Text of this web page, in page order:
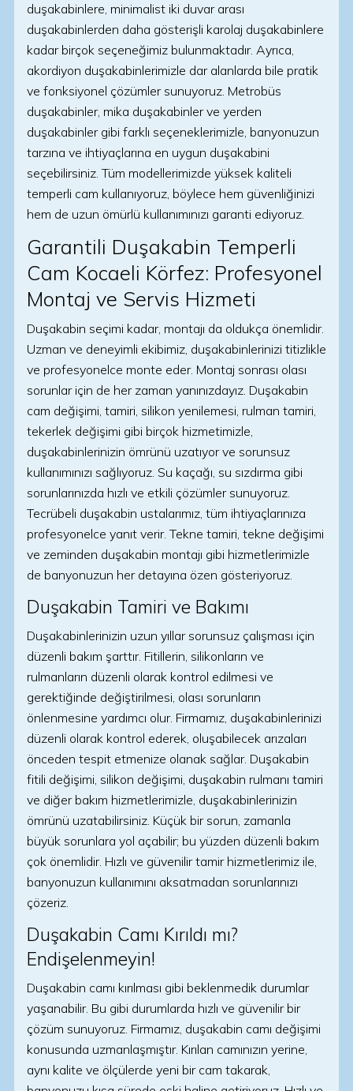
duşakabinlere, minimalist iki duvar arası
duşakabinlerden daha gösterişli karolaj duşakabinlere
kadar birçok seçeneğimiz bulunmaktadır. Ayrıca,
akordiyon duşakabinlerimizle dar alanlarda bile pratik
ve fonksiyonel çözümler sunuyoruz. Metrobüs
duşakabinler, mika duşakabinler ve yerden
duşakabinler gibi farklı seçeneklerimizle, banyonuzun
tarzına ve ihtiyaçlarına en uygun duşakabini
seçebilirsiniz. Tüm modellerimizde yüksek kaliteli
temperli cam kullanıyoruz, böylece hem güvenliğinizi
hem de uzun ömürlü kullanımınızı garanti ediyoruz.
Garantili Duşakabin Temperli
Cam Kocaeli Körfez: Profesyonel
Montaj ve Servis Hizmeti
Duşakabin seçimi kadar, montajı da oldukça önemlidir.
Uzman ve deneyimli ekibimiz, duşakabinlerinizi titizlikle
ve profesyonelce monte eder. Montaj sonrası olası
sorunlar için de her zaman yanınızdayız. Duşakabin
cam değişimi, tamiri, silikon yenilemesi, rulman tamiri,
tekerlek değişimi gibi birçok hizmetimizle,
duşakabinlerinizin ömrünü uzatıyor ve sorunsuz
kullanımınızı sağlıyoruz. Su kaçağı, su sızdırma gibi
sorunlarınızda hızlı ve etkili çözümler sunuyoruz.
Tecrübeli duşakabin ustalarımız, tüm ihtiyaçlarınıza
profesyonelce yanıt verir. Tekne tamiri, tekne değişimi
ve zeminden duşakabin montajı gibi hizmetlerimizle
de banyonuzun her detayına özen gösteriyoruz.
Duşakabin Tamiri ve Bakımı
Duşakabinlerinizin uzun yıllar sorunsuz çalışması için
düzenli bakım şarttır. Fitillerin, silikonların ve
rulmanların düzenli olarak kontrol edilmesi ve
gerektiğinde değiştirilmesi, olası sorunların
önlenmesine yardımcı olur. Firmamız, duşakabinlerinizi
düzenli olarak kontrol ederek, oluşabilecek arızaları
önceden tespit etmenize olanak sağlar. Duşakabin
fitili değişimi, silikon değişimi, duşakabin rulmanı tamiri
ve diğer bakım hizmetlerimizle, duşakabinlerinizin
ömrünü uzatabilirsiniz. Küçük bir sorun, zamanla
büyük sorunlara yol açabilir; bu yüzden düzenli bakım
çok önemlidir. Hızlı ve güvenilir tamir hizmetlerimiz ile,
banyonuzun kullanımını aksatmadan sorunlarınızı
çözeriz.
Duşakabin Camı Kırıldı mı?
Endişelenmeyin!
Duşakabin camı kırılması gibi beklenmedik durumlar
yaşanabilir. Bu gibi durumlarda hızlı ve güvenilir bir
çözüm sunuyoruz. Firmamız, duşakabin camı değişimi
konusunda uzmanlaşmıştır. Kırılan camınızın yerine,
aynı kalite ve ölçülerde yeni bir cam takarak,